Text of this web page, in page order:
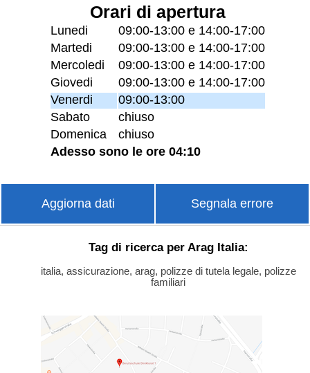
Orari di apertura
Lunedi
09:00-13:00 e 14:00-17:00
Martedi
09:00-13:00 e 14:00-17:00
Mercoledi
09:00-13:00 e 14:00-17:00
Giovedi
09:00-13:00 e 14:00-17:00
Venerdi
09:00-13:00
Sabato
chiuso
Domenica
chiuso
Adesso sono le ore 04:10
Aggiorna dati Segnala errore
Tag di ricerca per Arag Italia:
italia, assicurazione, arag, polizze di tutela legale, polizze
familiari